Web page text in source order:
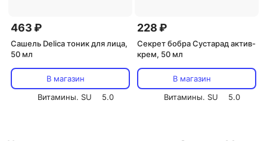
463 ₽
Сашель Delica тоник для лица,
50 мл
В магазин
Витамины. SU
5.0
228 ₽
Секрет бобра Сустарад актив-
крем, 50 мл
В магазин
Витамины. SU
5.0